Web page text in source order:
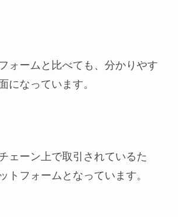
ォームと比べても、分かりやす
になっています。
ェーン上で取引されているた
トフォームとなっています。